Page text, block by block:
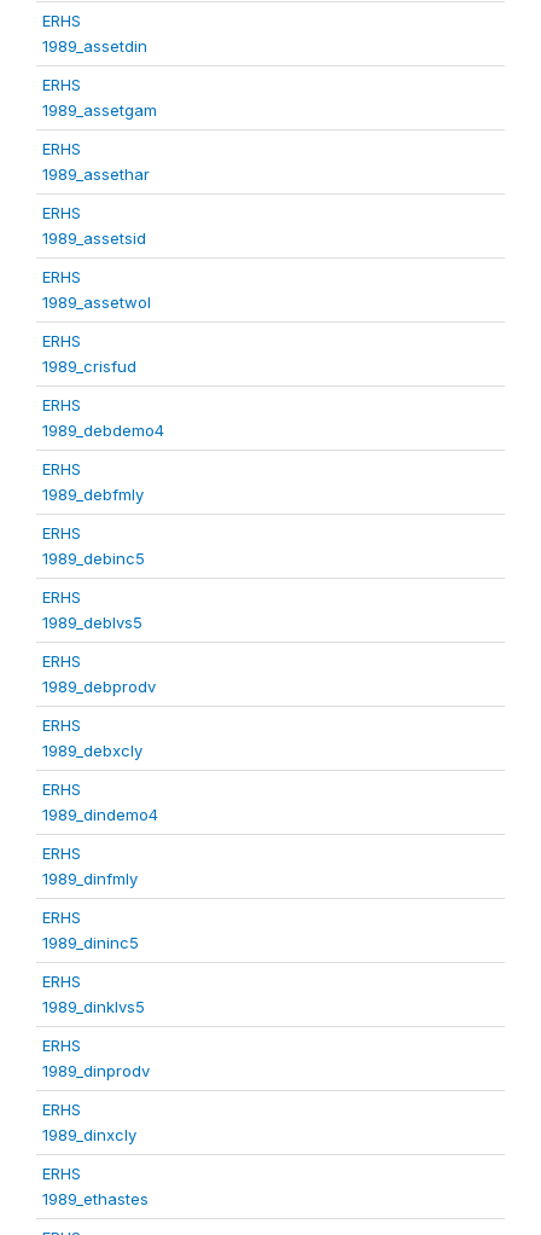
ERHS
1989_assetdin
ERHS
1989_assetgam
ERHS
1989_assethar
ERHS
1989_assetsid
ERHS
1989_assetwol
ERHS
1989_crisfud
ERHS
1989_debdemo4
ERHS
1989_debfmly
ERHS
1989_debinc5
ERHS
1989_deblvs5
ERHS
1989_debprodv
ERHS
1989_debxcly
ERHS
1989_dindemo4
ERHS
1989_dinfmly
ERHS
1989_dininc5
ERHS
1989_dinklvs5
ERHS
1989_dinprodv
ERHS
1989_dinxcly
ERHS
1989_ethastes